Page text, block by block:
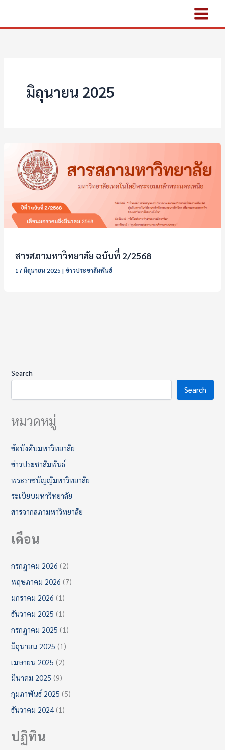
content
มิถุนายน 2025
สารสภามหาวิทยาลัย ฉบับที่ 2/2568
17 มิถุนายน 2025 | ข่าวประชาสัมพันธ์
Search
Search
หมวดหมู่
ข้อบังคับมหาวิทยาลัย
ข่าวประชาสัมพันธ์
พระราชบัญญัมหาวิทยาลัย
ระเบียบมหาวิทยาลัย
สารจากสภามหาวิทยาลัย
เดือน
กรกฎาคม 2026 (2)
พฤษภาคม 2026 (7)
มกราคม 2026 (1)
ธันวาคม 2025 (1)
กรกฎาคม 2025 (1)
มิถุนายน 2025 (1)
เมษายน 2025 (2)
มีนาคม 2025 (9)
กุมภาพันธ์ 2025 (5)
ธันวาคม 2024 (1)
ปฏิทิน